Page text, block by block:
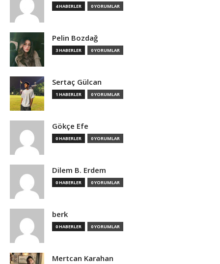
4 HABERLER 0 YORUMLAR
Pelin Bozdağ
3 HABERLER 0 YORUMLAR
Sertaç Gülcan
1 HABERLER 0 YORUMLAR
Gökçe Efe
0 HABERLER 0 YORUMLAR
Dilem B. Erdem
0 HABERLER 0 YORUMLAR
berk
0 HABERLER 0 YORUMLAR
Mertcan Karahan